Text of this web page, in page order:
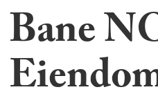
Bane